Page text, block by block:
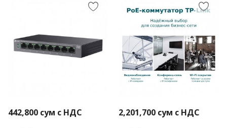
442,800 сум с НДС 2,201,700 сум с НДС